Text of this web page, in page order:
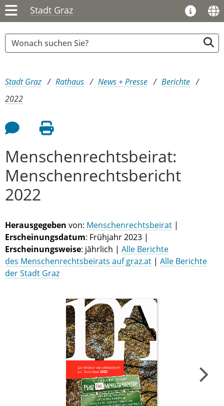
Stadt Graz
Sie sind hier:
Stadt Graz Rathaus News + Presse
Berichte
2022
Feedback an Autor
Seite drucken
Menschenrechtsbeirat:
Menschenrechtsbericht
2022
Herausgegeben von: Menschenrechtsbeirat |
Erscheinungsdatum: Frühjahr 2023 |
Erscheinungsweise: jährlich | Alle Berichte
des Menschenrechtsbeirats auf graz.at | Alle Berichte
der Stadt Graz